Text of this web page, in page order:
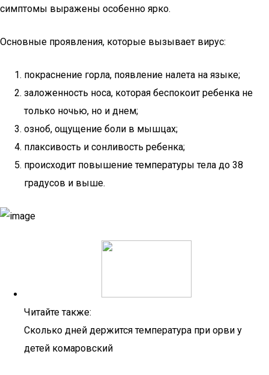
симптомы выражены особенно ярко.
Основные проявления, которые вызывает вирус:
покраснение горла, появление налета на языке;
заложенность носа, которая беспокоит ребенка не
только ночью, но и днем;
озноб, ощущение боли в мышцах;
плаксивость и сонливость ребенка;
происходит повышение температуры тела до 38
градусов и выше.
Читайте также:
Сколько дней держится температура при орви у
детей комаровский